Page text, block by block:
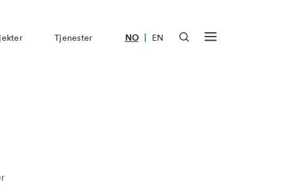
Tjenester NO | EN